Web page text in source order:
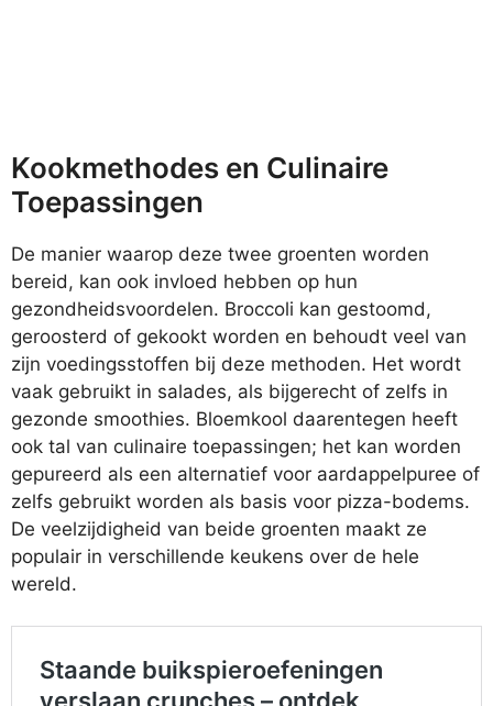
Kookmethodes en Culinaire
Toepassingen
De manier waarop deze twee groenten worden
bereid, kan ook invloed hebben op hun
gezondheidsvoordelen. Broccoli kan gestoomd,
geroosterd of gekookt worden en behoudt veel van
zijn voedingsstoffen bij deze methoden. Het wordt
vaak gebruikt in salades, als bijgerecht of zelfs in
gezonde smoothies. Bloemkool daarentegen heeft
ook tal van culinaire toepassingen; het kan worden
gepureerd als een alternatief voor aardappelpuree of
zelfs gebruikt worden als basis voor pizza-bodems.
De veelzijdigheid van beide groenten maakt ze
populair in verschillende keukens over de hele
wereld.